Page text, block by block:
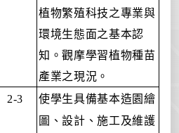
植物繁殖科技之專業與
環境生態面之基本認
知。觀摩學習植物種苗
產業之現況。
2-3
使學生具備基本造園繪
圖、設計、施工及維護